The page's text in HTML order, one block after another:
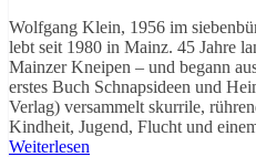
Wolfgang Klein, 1956 im
lebt seit 1980 in Mainz. 45 Jahre
Mainzer Kneipen – und begann
erstes Buch Schnapsideen und
Verlag) versammelt skurrile,
Kindheit, Jugend, Flucht und
Weiterlesen